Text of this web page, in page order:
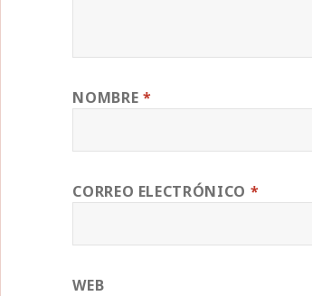
NOMBRE *
CORREO ELECTRÓNICO *
WEB